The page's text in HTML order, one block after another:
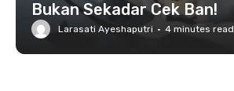
Bukan Sekadar Cek Ban!
Larasati Ayeshaputri · 4 minutes read